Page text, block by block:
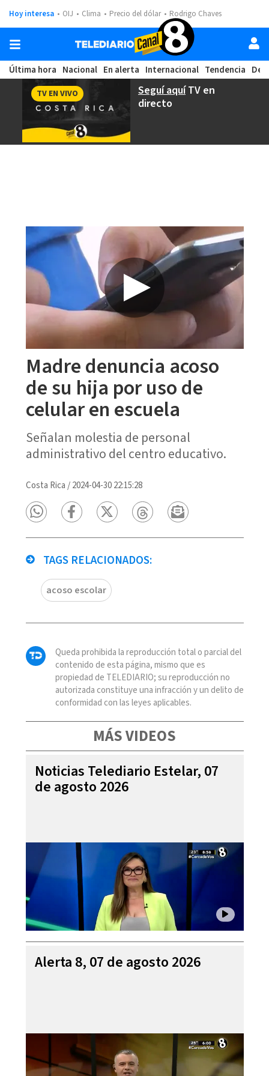
Hoy interesa OIJ Clima Precio del dólar Rodrigo Chaves
Última hora Nacional En alerta Internacional Tendencia
Seguí aquíTV en
directo
TV EN VIVO
Madre denuncia acoso
de su hija por uso de
celular en escuela
Señalan molestia de personal
administrativo del centro educativo.
Costa Rica /2024-04-30 22:15:28
TAGS RELACIONADOS:
acoso escolar
Queda prohibida la reproducción total o parcial del
contenido de esta página, mismo que es
propiedad de TELEDIARIO; su reproducción no
autorizada constituye una infracción y un delito de
conformidad con las leyes aplicables.
MÁS VIDEOS
Noticias Telediario Estelar, 07
de agosto 2026
Alerta 8, 07 de agosto 2026